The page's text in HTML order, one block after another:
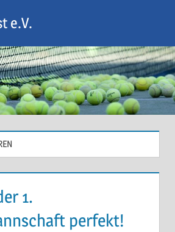
e.V.
1.
perfekt!